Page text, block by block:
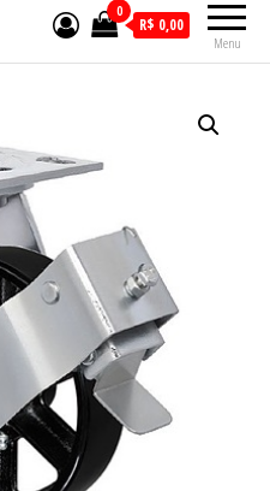
Menu
0
R$ 0,00